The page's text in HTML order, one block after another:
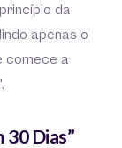
da
apenas o
comece a
Dias”